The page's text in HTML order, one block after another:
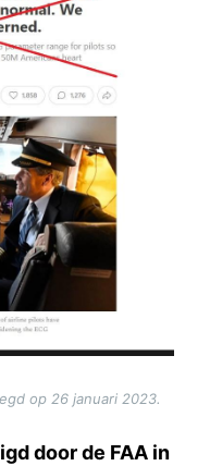
op 26 januari 2023.
door de FAA in